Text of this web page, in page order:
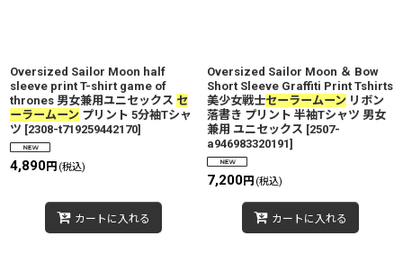
Oversized Sailor Moon half
sleeve print T-shirt game of
thrones 男女兼用ユニセックス セ
ーラームーン プリント 5分袖Tシャ
ツ [2308-t719259442170]
4,890円 (税込)
カートに入れる
Oversized Sailor Moon ＆ Bow
Short Sleeve Graffiti Print Tshirts
美少女戦士セーラームーン リボン
落書き プリント 半袖Tシャツ 男女
兼用 ユニセックス [2507-
a946983320191]
7,200円 (税込)
カートに入れる